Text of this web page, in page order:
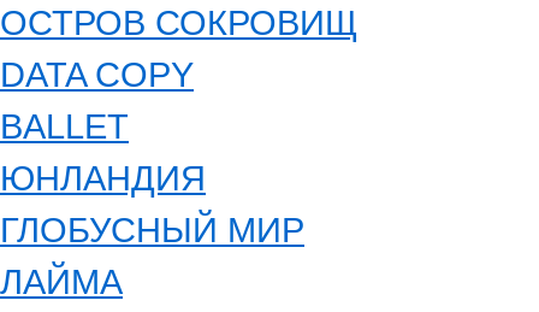
ОСТРОВ СОКРОВИЩ
DATA COPY
BALLET
ЮНЛАНДИЯ
ГЛОБУСНЫЙ МИР
ЛАЙМА